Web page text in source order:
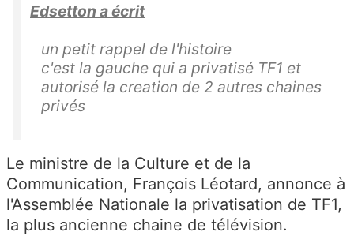
Edsetton a écrit
un petit rappel de l'histoire
c'est la gauche qui a privatisé TF1 et
autorisé la creation de 2 autres chaines
privés
Le ministre de la Culture et de la
Communication, François Léotard, annonce à
l'Assemblée Nationale la privatisation de TF1,
la plus ancienne chaine de télévision.